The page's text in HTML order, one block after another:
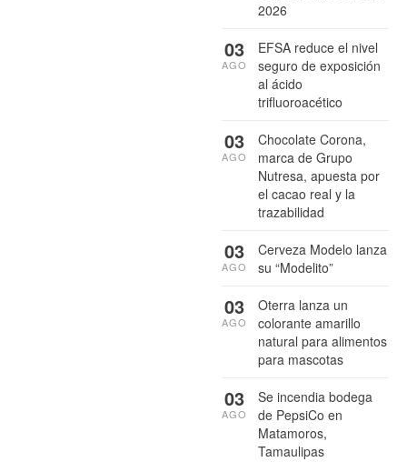
2026
EFSA reduce el nivel
seguro de exposición
al ácido
trifluoroacético
03
AGO
Chocolate Corona,
marca de Grupo
Nutresa, apuesta por
el cacao real y la
trazabilidad
03
AGO
Cerveza Modelo lanza
su “Modelito”
03
AGO
Oterra lanza un
colorante amarillo
natural para alimentos
para mascotas
03
AGO
Se incendia bodega
de PepsiCo en
Matamoros,
Tamaulipas
03
AGO